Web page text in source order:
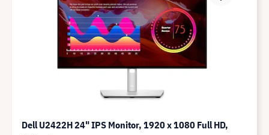
Dell U2422H 24" IPS Monitor, 1920 x 1080 Full HD,